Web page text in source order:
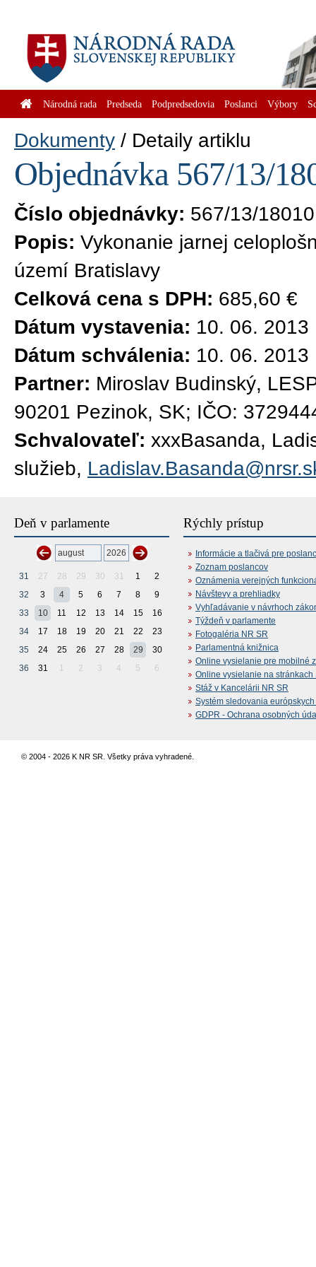
Národná rada Predseda Podpredsedovia Poslanci Výbory
Dokumenty Detaily artiklu
Objednávka 567/13/
Číslo objednávky: 567/13/18010
Popis: Vykonanie jarnej
území Bratislavy
Celková cena s DPH: 685,60 €
Dátum vystavenia: 10. 06. 2013
Dátum schválenia: 10. 06. 2013
Partner: Miroslav Budinský,
90201 Pezinok, SK; IČO:
Schvalovateľ: xxxBasanda,
služieb,
Deň v parlamente
31 27 28 29 30 31 1
2
32
3 4 5 6 7 8
9
33
10 11 12 13 14 15
16
34
17 18 19 20 21 22
23
35
24 25 26 27 28 29
30
36
31 1 2 3 4 5 6
Rýchly prístup
Informácie a tlačivá pre
Zoznam poslancov
Oznámenia verejných
Návštevy a prehliadky
Vyhľadávanie v návrhoch
Týždeň v parlamente
Fotogaléria NR SR
Parlamentná knižnica
Online vysielanie pre mobilné
Online vysielanie na stránkach
Stáž v Kancelárii NR SR
Systém sledovania
GDPR - Ochrana osobných
© 2004 - 2026 K NR SR. Všetky práva vyhradené.